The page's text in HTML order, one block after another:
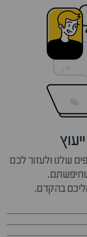
שלנו ולעזור לכם
בהקדם.